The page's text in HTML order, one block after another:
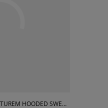
CHAMPION BLUZA Z KAPTUREM HOODED SWEATSHIRT